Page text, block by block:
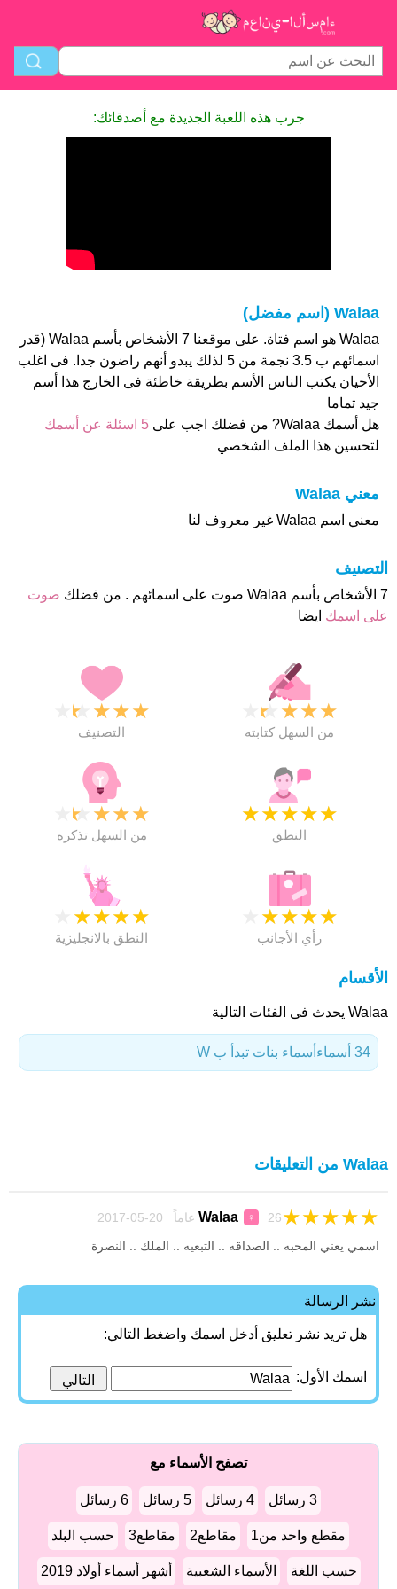
جرب هذه اللعبة الجديدة مع أصدقائك:
Walaa (اسم مفضل)
Walaa هو اسم فتاة. على موقعنا 7 الأشخاص بأسم Walaa (قدر
اسمائهم ب 3.5 نجمة من 5 لذلك يبدو أنهم راضون جدا. فى اغلب
الأحيان يكتب الناس الأسم بطريقة خاطئة فى الخارج هذا أسم
جيد تماما
هل أسمك Walaa? من فضلك اجب على
5 اسئلة عن أسمك
لتحسين هذا الملف الشخصي
معني Walaa
معني اسم Walaa غير معروف لنا
التصنيف
7 الأشخاص بأسم Walaa صوت على اسمائهم . من فضلك
صوت
على اسمك ايضا
★
★
★
★
التصنيف
★
★
★
★
من السهل كتابته
★
★
★
★
من السهل تذكره
★
★
★
★
★
النطق
★
★
★
★
النطق بالانجليزية
★
★
★
★
رأي الأجانب
الأقسام
Walaa يحدث فى الفئات التالية
أسماء بنات تبدأ ب W 34 أسماء
Walaa من التعليقات
Walaa ♀ 26 عاماً 20-05-2017 ★
★
★
★
★
اسمي يعني المحبه .. الصداقه .. التبعيه .. الملك .. النصرة
نشر الرسالة
هل تريد نشر تعليق أدخل اسمك واضغط التالي:
اسمك الأول:
تصفح الأسماء مع
3 رسائل 4 رسائل 5 رسائل 6 رسائل
مقطع واحد من1 مقاطع2 مقاطع3 حسب البلد
حسب اللغة الأسماء الشعبية أشهر أسماء أولاد 2019